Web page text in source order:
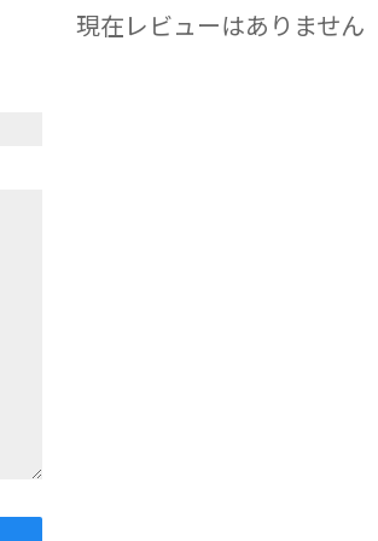
現在レビューはありません